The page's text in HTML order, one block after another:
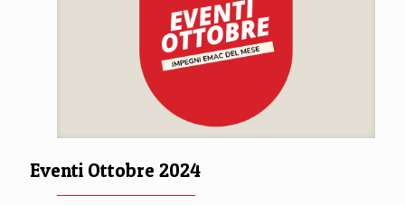
Eventi Ottobre 2024